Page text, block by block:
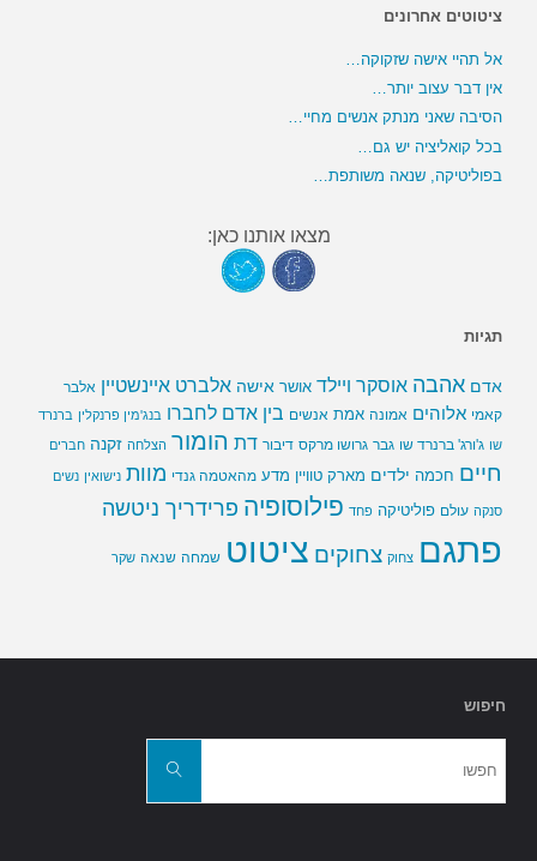
ציטוטים אחרונים
אל תהיי אישה שזקוקה…
אין דבר עצוב יותר…
הסיבה שאני מנתק אנשים מחיי…
בכל קואליציה יש גם…
בפוליטיקה, שנאה משותפת…
מצאו אותנו כאן:
תגיות
אדם אהבה אוסקר ויילד אושר אישה אלברט איינשטיין אלבר
קאמי אלוהים אמונה אמת אנשים בין אדם לחברו בנג'מין פרנקלין ברנרד
שו ג'ורג' ברנרד שו גבר גרושו מרקס דיבור דת הומור הצלחה זקנה חברים
חיים חכמה ילדים מארק טוויין מדע מהאטמה גנדי מוות נישואין נשים
סנקה עולם פוליטיקה פחד פילוסופיה פרידריך ניטשה
פתגם צחוק צחוקים ציטוט שמחה שנאה שקר
חיפוש
חפשו